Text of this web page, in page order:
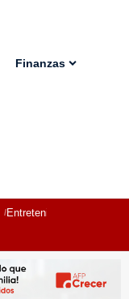
Finanzas
Entretenimiento